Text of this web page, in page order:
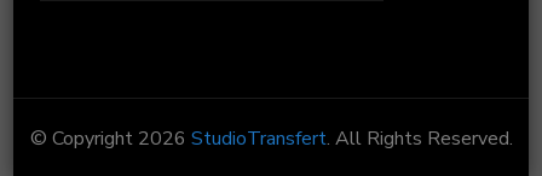
© Copyright 2026 StudioTransfert. All Rights Reserved.